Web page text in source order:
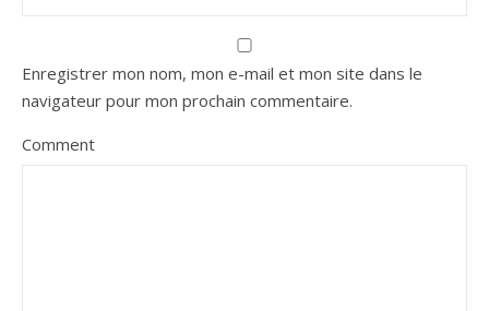
Enregistrer mon nom, mon e-mail et mon site dans le
navigateur pour mon prochain commentaire.
Comment